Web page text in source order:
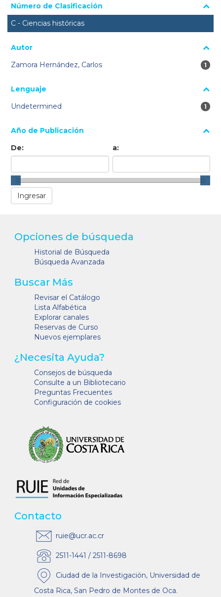
Número de Clasificación
C - Ciencias históricas
Autor
Zamora Hernández, Carlos
1
1
Lenguaje
Undetermined
1
1
Año de Publicación
De:
a:
Opciones de búsqueda
Historial de Búsqueda
Búsqueda Avanzada
Buscar Más
Revisar el Catálogo
Lista Alfabética
Explorar canales
Reservas de Curso
Nuevos ejemplares
¿Necesita Ayuda?
Consejos de búsqueda
Consulte a un Bibliotecario
Preguntas Frecuentes
Configuración de cookies
Contacto
ruie@ucr.ac.cr
2511-1441 / 2511-8698
Ciudad de la Investigación, Universidad de
Costa Rica, San Pedro de Montes de Oca.